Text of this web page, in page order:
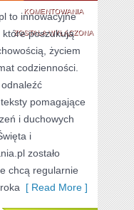
KOMENTOWANIARODZINA
I
WYCHOWANIE
WIERZE
ZOSTAŁA WYŁĄCZONA
to innowacyjne
poszukują
życiem
codzienności.
pomagające
i duchowych
i
zostało
chcą regularnie
[ Read More ]